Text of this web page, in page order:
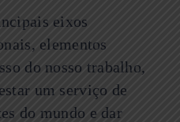
eixos
elementos
do nosso trabalho,
um serviço de
do mundo e dar